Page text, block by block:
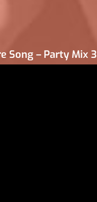
Song – Party Mix 3